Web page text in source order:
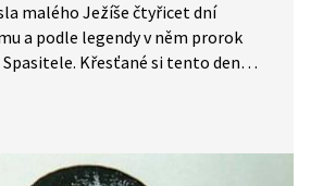
malého Ježíše čtyřicet dní
a podle legendy v něm prorok
Křesťané si tento den